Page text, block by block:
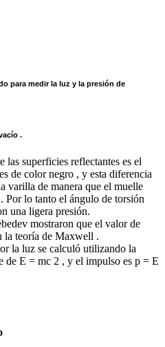
para medir la luz y la presión de
.
las superficies reflectantes es el
de color negro , y esta diferencia
varilla de manera que el muelle
Por lo tanto el ángulo de torsión
una ligera presión.
mostraron que el valor de
la teoría de Maxwell .
la luz se calculó utilizando la
de E = mc 2 , y el impulso es p = E